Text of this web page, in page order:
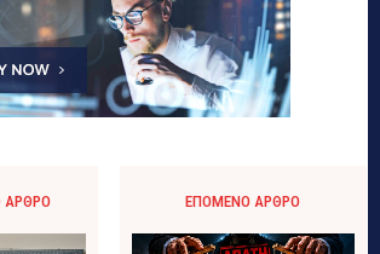
ΆΡΘΡΟ ΕΠΌΜΕΝΟ ΆΡΘΡΟ